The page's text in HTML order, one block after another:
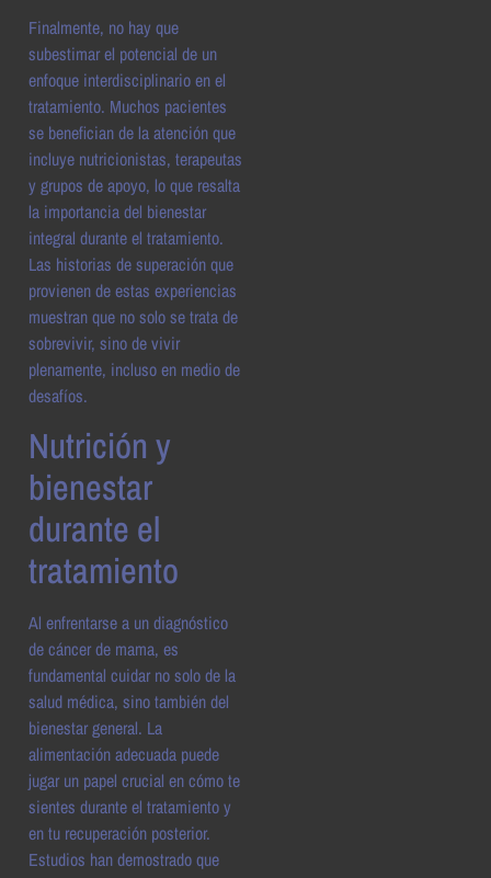
Finalmente, no hay que
subestimar el potencial de un
enfoque interdisciplinario en el
tratamiento. Muchos pacientes
se benefician de la atención que
incluye nutricionistas, terapeutas
y grupos de apoyo, lo que resalta
la importancia del bienestar
integral durante el tratamiento.
Las historias de superación que
provienen de estas experiencias
muestran que no solo se trata de
sobrevivir, sino de vivir
plenamente, incluso en medio de
desafíos.
Nutrición y
bienestar
durante el
tratamiento
Al enfrentarse a un diagnóstico
de cáncer de mama, es
fundamental cuidar no solo de la
salud médica, sino también del
bienestar general. La
alimentación adecuada puede
jugar un papel crucial en cómo te
sientes durante el tratamiento y
en tu recuperación posterior.
Estudios han demostrado que